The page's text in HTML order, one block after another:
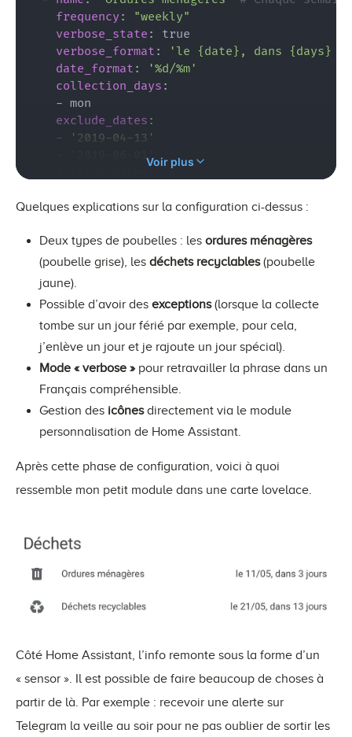
frequency :
"weekly"
verbose_state :
true
verbose_format :
'le {date}, dans {days}
date_format :
'%d/%m'
collection_days :
- mon
exclude_dates :
-
'2019-04-13'
'2019-06-01'
-
'2019-06-02'
frequency : "odd-weeks"
verbose_state : true
verbose_format
date_format
collection_days:
- thu
exclude_dates:
-
'2019-05-21'
include_dates:
- '2019-05-22'
- '2019-06-05'
Voir plus
Quelques explications sur la configuration ci-dessus :
Deux types de poubelles : les ordures ménagères
(poubelle grise), les déchets recyclables(poubelle
jaune).
Possible d’avoir des exceptions(lorsque la collecte
tombe sur un jour férié par exemple, pour cela,
j’enlève un jour et je rajoute un jour spécial).
Mode « verbose » pour retravailler la phrase dans un
Français compréhensible.
Gestion des icônesdirectement via le module
personnalisation de Home Assistant.
Après cette phase de configuration, voici à quoi
ressemble mon petit module dans une carte lovelace.
Côté Home Assistant, l’info remonte sous la forme d’un
« sensor ». Il est possible de faire beaucoup de choses à
partir de là. Par exemple : recevoir une alerte sur
Telegram la veille au soir pour ne pas oublier de sortir les